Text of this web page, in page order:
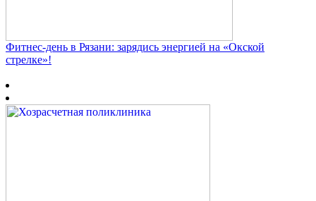
Фитнес‑день в Рязани: зарядись энергией на «Окской
стрелке»!